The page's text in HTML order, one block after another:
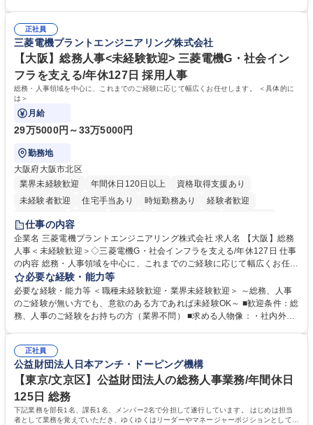
幅広い業務の体得が可能で、多様なキャリアパスを描くことも可能です。
募集職種 【総務】未経験歓迎◎/リモート可/世界で唯一の事業/福利厚生◎/
再雇用有
対処できる・新しいことに興味関心がある 【魅力】■自己啓発支援：資格
取得や通信教育など費用の80%（年間25万円まで）を補助 ■住宅手当：家
賃の50%（月額7万円まで）を補助 学歴・資格 学歴：大学院 大学 語学
力： 資格：
正社員
三菱電機プラントエンジニアリング株式会社
【大阪】総務人事<未経験歓迎> 三菱電機G・社会イン
フラを支える/年休127日 採用人事
総務・人事領域を中心に、これまでのご経験に応じて幅広くお任せします。 ＜具体的に
は＞
月給
29万5000円～33万5000円
勤務地
大阪府大阪市北区
業界未経験歓迎
年間休日120日以上
資格取得支援あり
未経験者歓迎
住宅手当あり 時短勤務あり
経験者歓迎
退職金あり
駅近5分以内
土日祝休み 服装自由 寮・社宅あり 食事補助あり
仕事の内容
企業名 三菱電機プラントエンジニアリング株式会社 求人名 【大阪】総務
人事＜未経験歓迎＞◇三菱電機G・社会インフラを支える/年休127日 仕事
の内容 総務・人事領域を中心に、これまでのご経験に応じて幅広くお任せ
します。 ＜具体的には＞ ・総務/人事労務（給与・社保・勤怠管理など）
・採用・教育研修 ・福利厚生運用 など ※基本的には事務所勤務ですが、
採用や教育等の業務内容により、関西圏以外への日帰り・宿泊を伴う国内
出張もございます。 ※担当業務を持ちつつ、お互いに助け合いながら、総
必要な経験・能力等
必要な経験・能力等 ＜職種未経験歓迎・業界未経験歓迎＞ ～総務、人事
のご経験が無い方でも、意欲のある方であれば未経験OK～ ■歓迎条件：総
務、人事のご経験をお持ちの方（業界不問） ■求める人物像：・社内外の
正社員
公益財団法人日本アンチ・ドーピング機構
【東京/文京区】公益財団法人の総務人事業務/年間休日
125日 総務
下記業務を部長1名、課長1名、メンバー2名で分担して遂行しています。 はじめは担当
者として業務を覚えていただき、ゆくゆくはリーダーやマネージャーポジションとして活